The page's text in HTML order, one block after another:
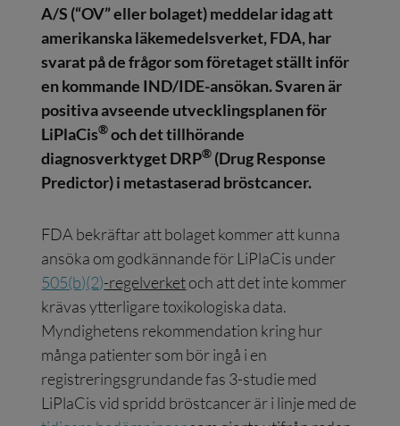
A/S (“OV” eller bolaget) meddelar idag att
amerikanska läkemedelsverket, FDA, har
svarat på de frågor som företaget ställt inför
en kommande IND/IDE-ansökan. Svaren är
positiva avseende utvecklingsplanen för
LiPlaCis® och det tillhörande
diagnosverktygetDRP® (Drug Response
Predictor) i metastaserad bröstcancer.
FDA bekräftar att bolaget kommer att kunna
ansöka om godkännande för LiPlaCis under
505(b)(2)-regelverketoch att det inte kommer
krävas ytterligare toxikologiska data.
Myndighetens rekommendation kring hur
många patienter som bör ingå i en
registreringsgrundande fas 3-studie med
LiPlaCis vid spridd bröstcancer är i linje med de